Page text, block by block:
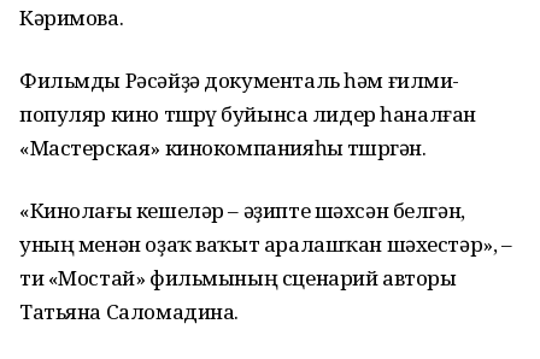
Кәримова.
Фильмды Рәсәйҙә документаль һәм ғилми-
популяр кино төшөрөү буйынса лидер һаналған
«Мастерская» кинокомпанияһы төшөргән.
«Кинолағы кешеләр – әҙипте шәхсән белгән,
уның менән оҙаҡ ваҡыт аралашҡан шәхестәр», –
ти «Мостай» фильмының сценарий авторы
Татьяна Саломадина.